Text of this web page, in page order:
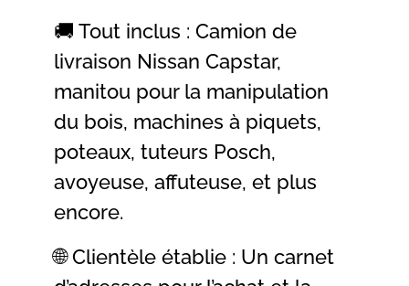
🚚 Tout inclus : Camion de
livraison Nissan Capstar,
manitou pour la manipulation
du bois, machines à piquets,
poteaux, tuteurs Posch,
avoyeuse, affuteuse, et plus
encore.
🌐 Clientèle établie : Un carnet